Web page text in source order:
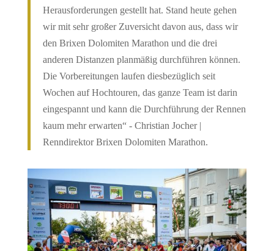
Herausforderungen gestellt hat. Stand heute gehen
wir mit sehr großer Zuversicht davon aus, dass wir
den Brixen Dolomiten Marathon und die drei
anderen Distanzen planmäßig durchführen können.
Die Vorbereitungen laufen diesbezüglich seit
Wochen auf Hochtouren, das ganze Team ist darin
eingespannt und kann die Durchführung der Rennen
kaum mehr erwarten“ - Christian Jocher |
Renndirektor Brixen Dolomiten Marathon.